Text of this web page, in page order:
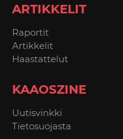
ARTIKKELIT
Raportit
Artikkelit
Haastattelut
KAAOSZINE
Uutisvinkki
Tietosuojasta